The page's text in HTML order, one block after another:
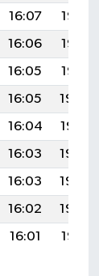
16:07
19:13
16:06
19:12
16:05
19:10
16:05
19:09
16:04
19:07
16:03
19:06
16:03
19:04
16:02
19:03
16:01 19:01